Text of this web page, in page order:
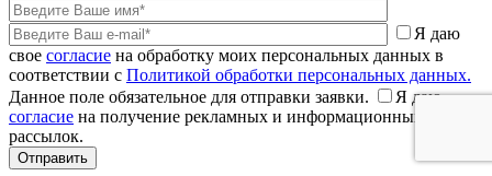
Я даю
свое согласие на обработку моих персональных данных в
соответствии с Политикой обработки персональных данных.
Данное поле обязательное для отправки заявки.
Я даю
согласие на получение рекламных и информационных
рассылок.